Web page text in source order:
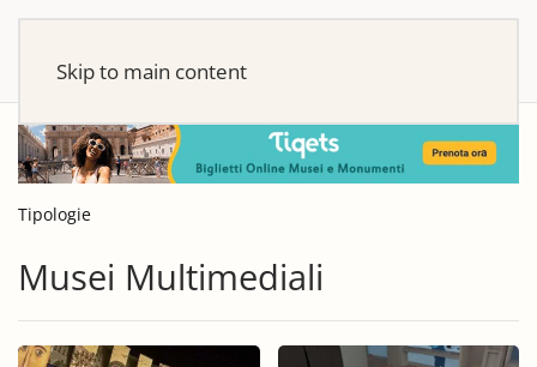
Skip to main content
Tipologie
Musei Multimediali